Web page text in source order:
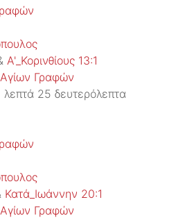
Α'_Κορινθίους 13:1
Γραφών
25 δευτερόλεπτα
Κατά_Ιωάννην 20:1
Γραφών